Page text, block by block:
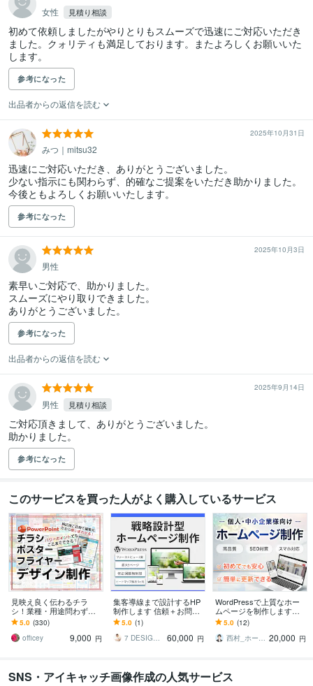
女性 見積り相談
初めて依頼しましたがやりとりもスムーズで迅速にご対応いただき
ました。クォリティも満足しております。またよろしくお願いいた
します。
参考になった
出品者からの返信を読む
2025年10月31日
みつ｜mitsu32
迅速にご対応いただき、ありがとうございました。
少ない指示にも関わらず、的確なご提案をいただき助かりました。
今後ともよろしくお願いいたします。
参考になった
2025年10月3日
男性
素早いご対応で、助かりました。
スムーズにやり取りできました。
参考になった
出品者からの返信を読む
2025年9月14日
男性 見積り相談
ご対応頂きまして、ありがとうございました。
助かりました。
参考になった
このサービスを買った人がよく購入しているサービス
見映え良く伝わるチラ
シ！業種・用途問わず対
応します 伝えたいことを
見映え良く形に！編集可
能データで納品で再利用
5.0 (330)
officey
9,000 円
集客導線まで設計するHP
制作します 信頼＋お問い
合わせにつながるホーム
ページへ。
5.0 (1)
7 DESIGN withLENS
60,000 円
WordPressで上質なホー
ムページを制作します
【初心者でも安心】ご自
身で簡単に更新・管理で
きます。
5.0 (12)
西村_ホームページ制作 20,000 円
SNS・アイキャッチ画像作成の人気サービス